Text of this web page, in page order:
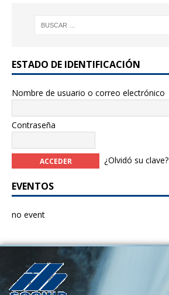
o
k
ESTADO DE IDENTIFICACIÓN
Nombre de usuario o correo electrónico
Contraseña
¿Olvidó su clave?
EVENTOS
no event